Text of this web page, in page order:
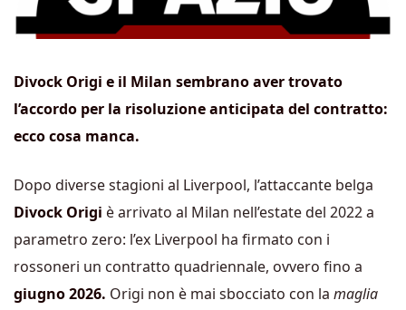
Divock Origi e il Milan sembrano aver trovato
l’accordo per la risoluzione anticipata del contratto:
ecco cosa manca.
Dopo diverse stagioni al Liverpool, l’attaccante belga
Divock Origi è arrivato al Milan nell’estate del 2022 a
parametro zero: l’ex Liverpool ha firmato con i
rossoneri un contratto quadriennale, ovvero fino a
giugno 2026. Origi non è mai sbocciato con la maglia